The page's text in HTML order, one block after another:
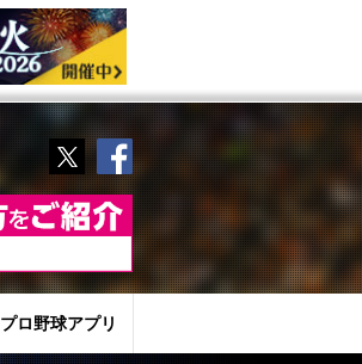
TwitterFacebook
プロ野球アプリ